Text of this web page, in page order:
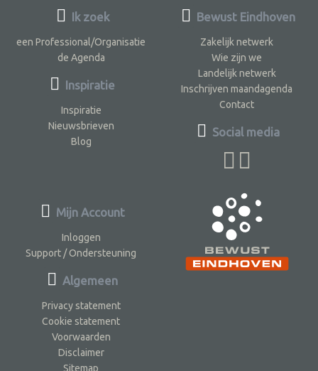
Ik zoek
een Professional/Organisatie
de Agenda
Inspiratie
Inspiratie
Nieuwsbrieven
Blog
Bewust Eindhoven
Zakelijk netwerk
Wie zijn we
Landelijk netwerk
Inschrijven maandagenda
Contact
Social media
Mijn Account
Inloggen
Support / Ondersteuning
Algemeen
Privacy statement
Cookie statement
Voorwaarden
Disclaimer
Sitemap